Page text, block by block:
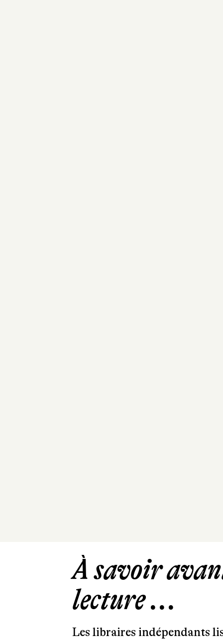
À savoir
lecture ...
Les libraires indépendants